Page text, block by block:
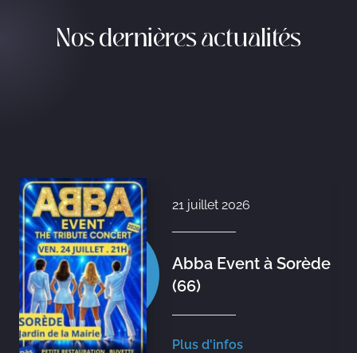
Nos dernières actualités
21 juillet 2026
Abba Event à Sorède
(66)
Plus d'infos